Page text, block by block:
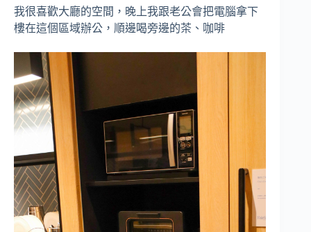
我很喜歡大廳的空間，晚上我跟老公會把電腦拿下
樓在這個區域辦公，順邊喝旁邊的茶、咖啡